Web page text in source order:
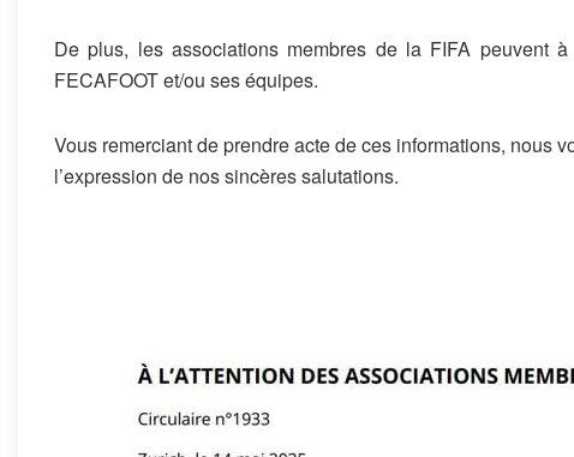
De plus, les associations membres de la FIFA peuvent
FECAFOOT et/ou ses équipes.
Vous remerciant de prendre acte de ces informations, nous
l’expression de nos sincères salutations.